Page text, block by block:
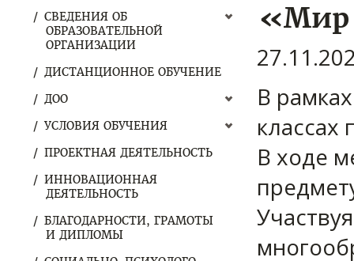
СВЕДЕНИЯ ОБ
ОБРАЗОВАТЕЛЬНОЙ
ОРГАНИЗАЦИИ
ДИСТАНЦИОННОЕ ОБУЧЕНИЕ
ДОО
УСЛОВИЯ ОБУЧЕНИЯ
ПРОЕКТНАЯ ДЕЯТЕЛЬНОСТЬ
ИННОВАЦИОННАЯ
ДЕЯТЕЛЬНОСТЬ
БЛАГОДАРНОСТИ, ГРАМОТЫ
И ДИПЛОМЫ
«Мир
В
классах
В ходе